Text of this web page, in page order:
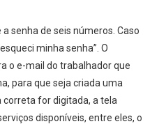
senha de seis números. Caso
minha senha”. O
o e-mail do trabalhador que
para que seja criada uma
correta for digitada, a tela
disponíveis, entre eles, o